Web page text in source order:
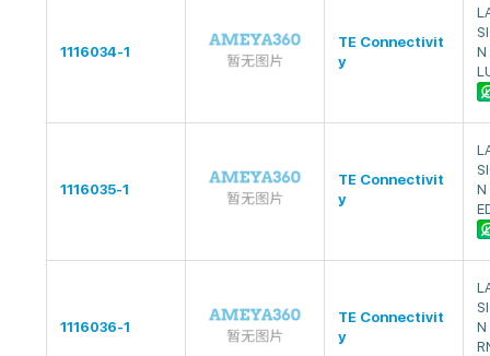
1116034-1
TE Connectivit
y
N
1116035-1
TE Connectivit
y
N
1116036-1
TE Connectivit
y
N